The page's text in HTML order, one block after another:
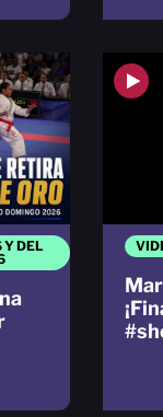
Y DEL